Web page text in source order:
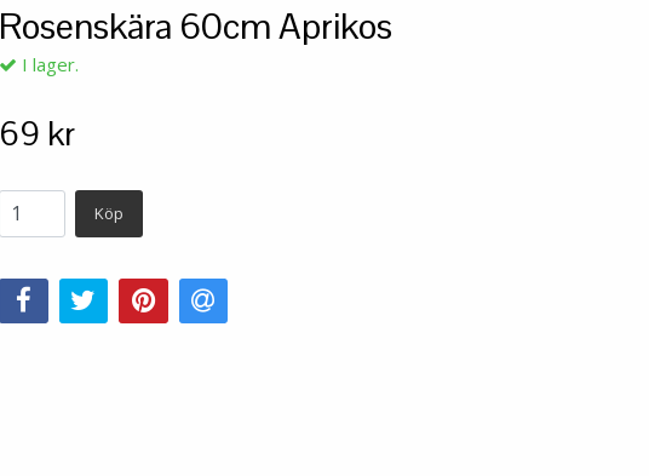
Rosenskära 60cm Aprikos
I lager.
69 kr
Köp